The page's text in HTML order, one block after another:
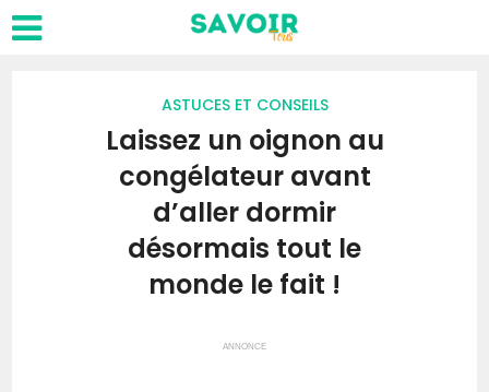
ASTUCES ET CONSEILS
Laissez un oignon au
congélateur avant
d’aller dormir
désormais tout le
monde le fait !
ANNONCE